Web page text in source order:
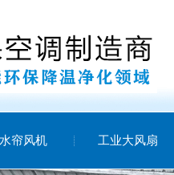
水帘风机 工业大风扇